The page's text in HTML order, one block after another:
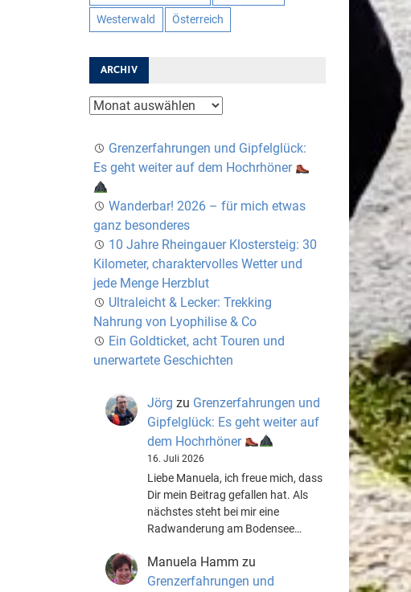
Westerwald Österreich
ARCHIV
Archiv
Grenzerfahrungen und Gipfelglück:
Es geht weiter auf dem Hochrhöner
Wanderbar! 2026 – für mich etwas
ganz besonderes
10 Jahre Rheingauer Klostersteig: 30
Kilometer, charaktervolles Wetter und
jede Menge Herzblut
Ultraleicht & Lecker: Trekking
Nahrung von Lyophilise & Co
Ein Goldticket, acht Touren und
unerwartete Geschichten
Jörg zu Grenzerfahrungen und
Gipfelglück: Es geht weiter auf
dem Hochrhöner
16. Juli 2026
Liebe Manuela, ich freue mich, dass
Dir mein Beitrag gefallen hat. Als
nächstes steht bei mir eine
Radwanderung am Bodensee…
Manuela Hamm zu
Grenzerfahrungen und